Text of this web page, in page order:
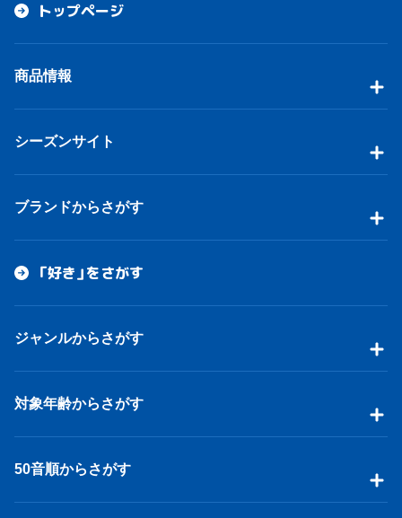
トップページ
商品情報
シーズンサイト
ブランドからさがす
「好き」をさがす
ジャンルからさがす
対象年齢からさがす
50音順からさがす